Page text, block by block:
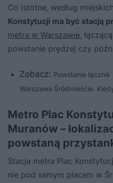
Co istotne, według
Konstytucji ma być stacją
metra w Warszawie,
powstanie prędzej czy
Zobacz: Powstanie
Warszawa Śródmieście.
Metro Plac
Muranów –
powstaną
Stacja metra Plac
nie pod samym placem w